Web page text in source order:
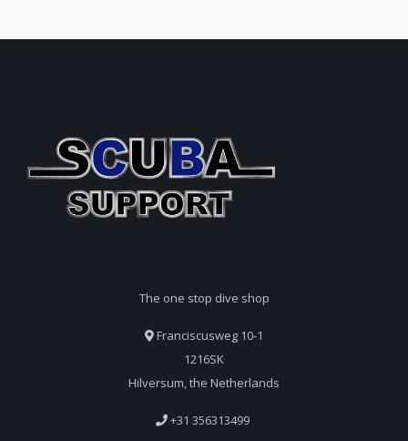
The one stop dive shop
Franciscusweg 10-1
1216SK
Hilversum, the Netherlands
+31 356313499